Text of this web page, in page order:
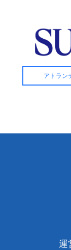
アトラン
運